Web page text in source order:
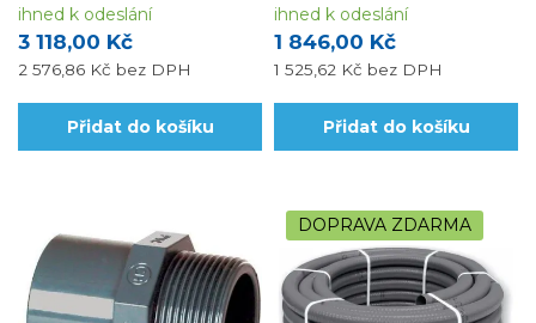
Výhodou je jak snadná manipulace
i montáž, tak chemická odolnost...
3 118,00 Kč
2 576,86 Kč bez DPH
ihned k odeslání
Přidat do košíku
1 846,00 Kč
1 525,62 Kč bez DPH
ihned k odeslání
Přidat do košíku
DOPRAVA ZDARMA